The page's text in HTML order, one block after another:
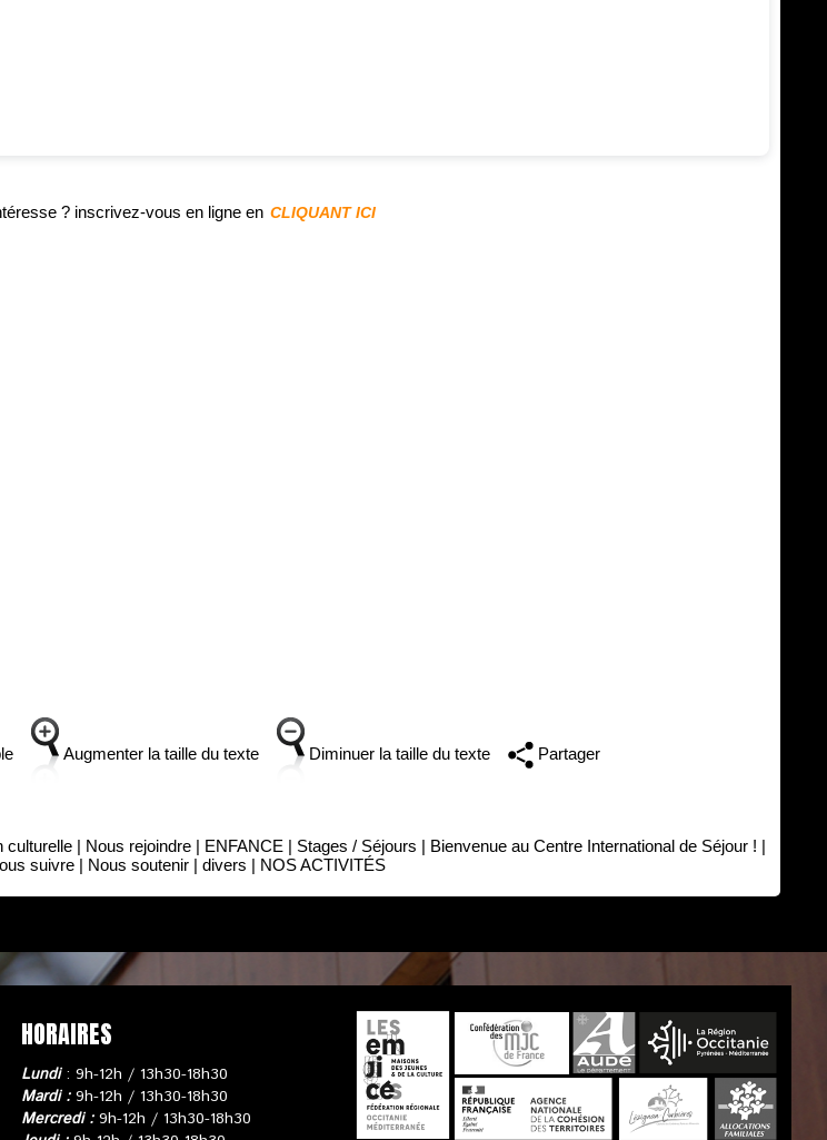
? inscrivez-vous en ligne en CLIQUANT ICI
Augmenter la taille du texte Diminuer la taille du texte Partager
culturelle | Nous rejoindre | ENFANCE | Stages / Séjours | Bienvenue au Centre International de Séjour ! |
suivre | Nous soutenir | divers | NOS ACTIVITÉS
HORAIRES
Lundi: 9h-12h / 13h30-18h30
Mardi :9h-12h / 13h30-18h30
Mercredi :9h-12h / 13h30-18h30